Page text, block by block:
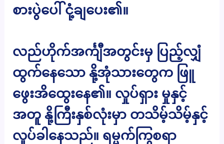
စားပွဲပေါ် ငုံ့ချပေး၏။
လည်ဟိုက်အင်္ကျီအတွင်းမှ ပြည့်လျှံ
ထွက်နေသော နို့အုံသားတွေက ဖြူ
ဖွေးအိထွေးနေ၏။ လှုပ်ရှား မှုနှင့်
အတူ နို့ကြီးနှစ်လုံးမှာ တသိမ့်သိမ့်နှင့်
လှုပ်ခါနေသည်။ ရမ္မက်ကြွစရာ